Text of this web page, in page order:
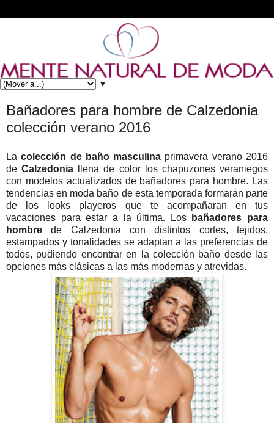
▼
Bañadores para hombre de Calzedonia
colección verano 2016
Lacolección de baño masculina primavera verano 2016
deCalzedonia llena de color los chapuzones veraniegos
con modelos actualizados de bañadores para hombre. Las
tendencias en moda baño de esta temporada formarán parte
de los looks playeros que te acompañaran en tus
vacaciones para estar a la última. Los
bañadores para
hombre de Calzedonia con distintos cortes, tejidos,
estampados y tonalidades se adaptan a las preferencias de
todos, pudiendo encontrar en la colección baño desde las
opciones más clásicas a las más modernas y atrevidas.